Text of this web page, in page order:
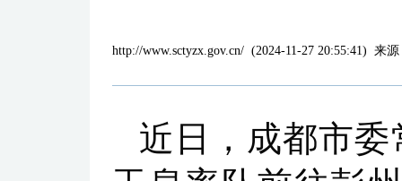
http://www.sctyzx.gov.cn/ (2024-11-27 20:55:41) 来源
近日，成都市